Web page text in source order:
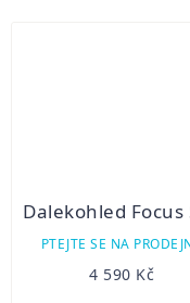
PTEJTE SE NA
4 590 Kč